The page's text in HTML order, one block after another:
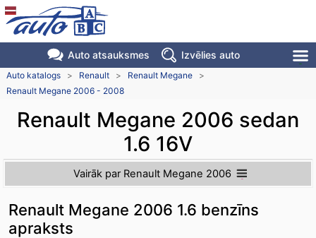
Auto atsauksmes Izvēlies auto
Auto katalogs > Renault > Renault Megane
>
Renault Megane 2006 - 2008
Renault Megane 2006 sedan
1.6 16V
Vairāk par Renault Megane 2006
Renault Megane 2006 1.6 benzīns
apraksts